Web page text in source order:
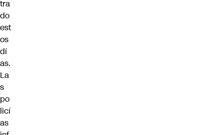
tra
do
est
os
dí
as.
La
s
po
licí
as